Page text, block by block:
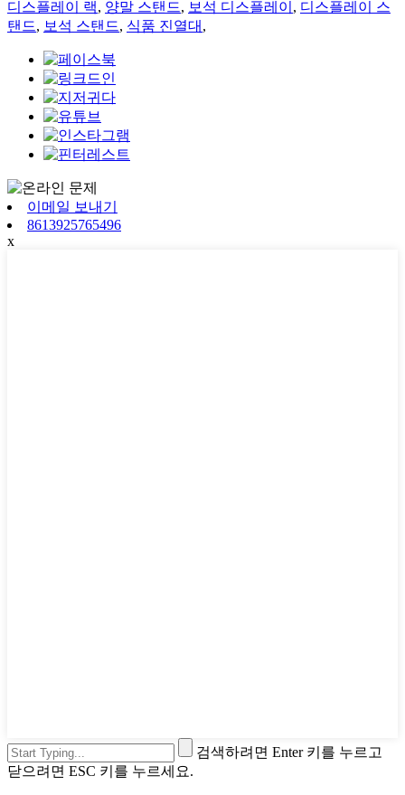
디스플레이 랙, 양말 스탠드, 보석 디스플레이 , 디스플레이 스
탠드, 보석 스탠드, 식품 진열대 ,
이메일 보내기
8613925765496
x
검색하려면 Enter 키를 누르고
닫으려면 ESC 키를 누르세요.